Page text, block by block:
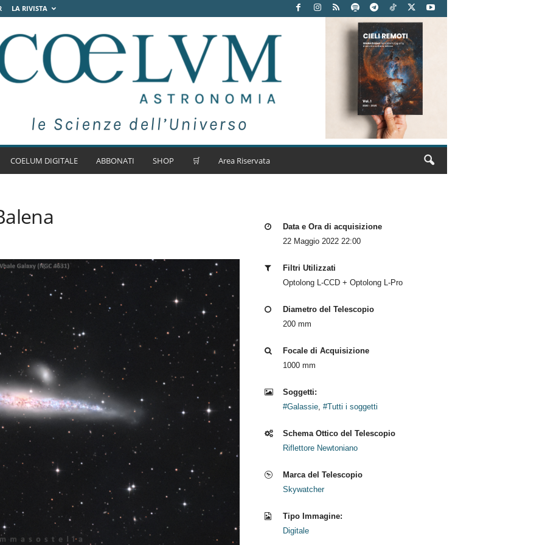
LA RIVISTA
COELUM DIGITALE ABBONATI SHOP 🛒 Area Riservata
Data e Ora di acquisizione
22 Maggio 2022 22:00
Filtri Utilizzati
Optolong L-CCD + Optolong L-Pro
Diametro del Telescopio
200 mm
Focale di Acquisizione
1000 mm
Soggetti:
#Galassie, #Tutti i soggetti
Schema Ottico del Telescopio
Riflettore Newtoniano
Marca del Telescopio
Skywatcher
Tipo Immagine:
Digitale